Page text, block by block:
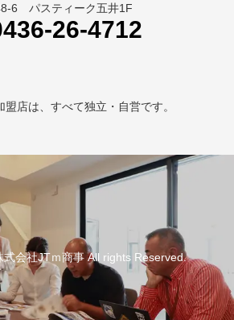
6 パスティーク五井1F
26-4712
店は、すべて独立・自営です。
会社JTｍ商事 All rights Reserved.